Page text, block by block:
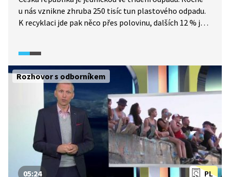
u nás vznikne zhruba 250 tisíc tun plastového odpadu.
K recyklaci jde pak něco přes polovinu, dalších 12 % je
Rozhovor s odborníkem
PL
05:24